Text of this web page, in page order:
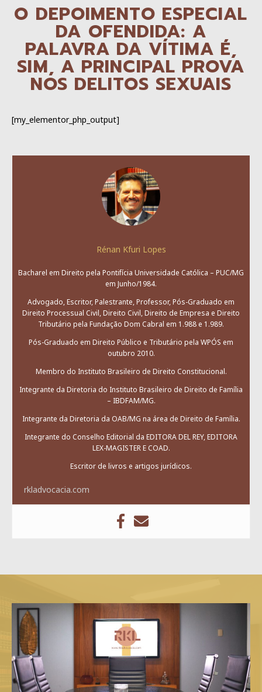
O DEPOIMENTO ESPECIAL
DA OFENDIDA: A
PALAVRA DA VÍTIMA É,
SIM, A PRINCIPAL PROVA
NOS DELITOS SEXUAIS
[my_elementor_php_output]
Rénan Kfuri Lopes
Bacharel em Direito pela Pontifícia Universidade Católica – PUC/MG
em Junho/1984.
Advogado, Escritor, Palestrante, Professor, Pós-Graduado em
Direito Processual Civil, Direito Civil, Direito de Empresa e Direito
Tributário pela Fundação Dom Cabral em 1.988 e 1.989.
Pós-Graduado em Direito Público e Tributário pela WPÓS em
outubro 2010.
Membro do Instituto Brasileiro de Direito Constitucional.
Integrante da Diretoria do Instituto Brasileiro de Direito de Família
– IBDFAM/MG.
Integrante da Diretoria da OAB/MG na área de Direito de Família.
Integrante do Conselho Editorial da EDITORA DEL REY, EDITORA
LEX-MAGISTER E COAD.
Escritor de livros e artigos jurídicos.
rkladvocacia.com